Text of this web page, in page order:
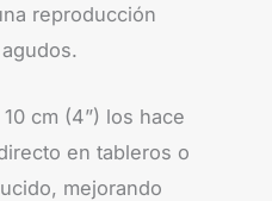
reproducción
cm (4”) los hace
en tableros o
mejorando